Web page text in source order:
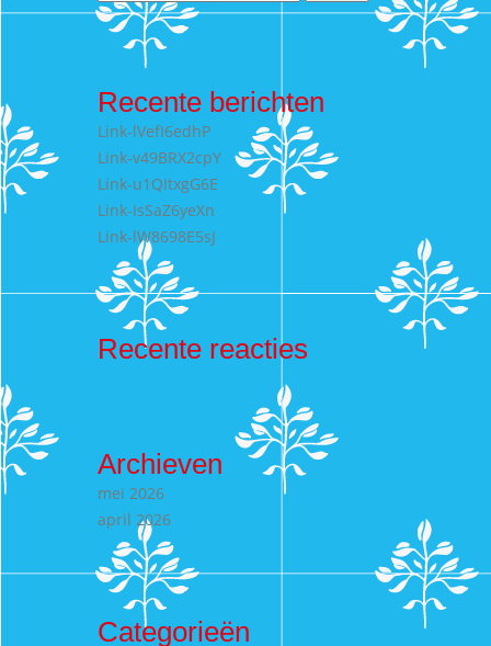
naar:
Recente berichten
Link-lVefI6edhP
Link-v49BRX2cpY
Link-u1QItxgG6E
Link-IsSaZ6yeXn
Link-lW8698E5sJ
Recente reacties
Archieven
mei 2026
april 2026
Categorieën